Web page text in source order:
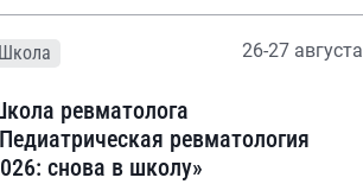
Школа 26-27 августа
ревматолога
ревматология
снова в школу»